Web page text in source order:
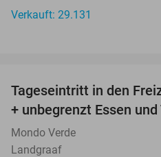
Verkauft: 29.131
Tageseintritt in den
+ unbegrenzt Essen und
Mondo Verde
Landgraaf